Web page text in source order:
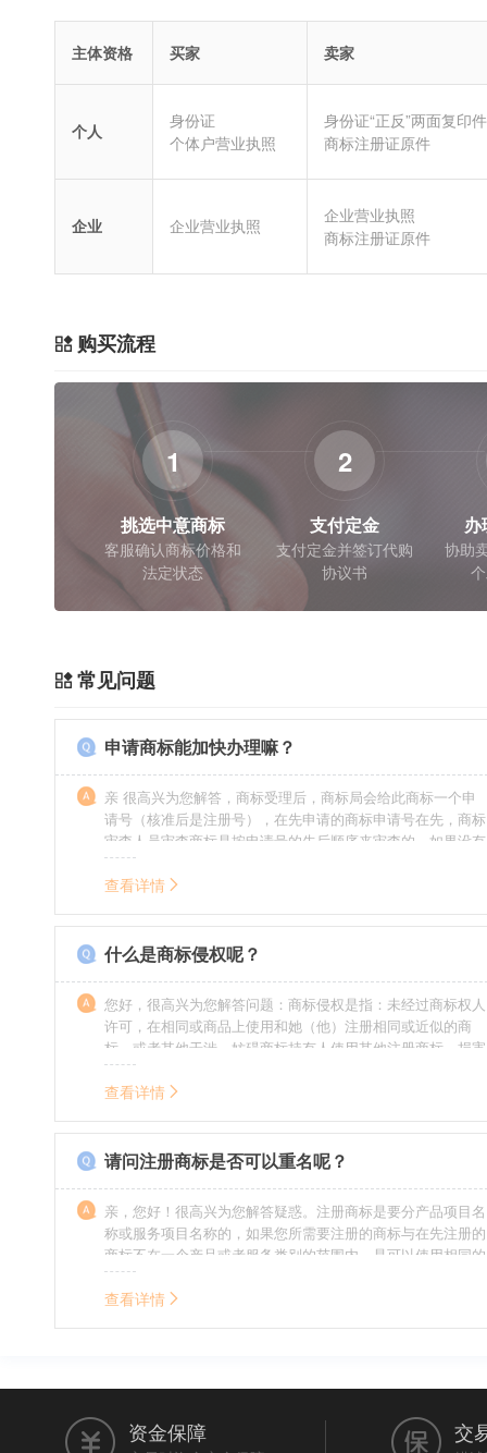
主体资格 买家 卖家
个人
身份证
个体户营业执照
身份证“正反”两面复印件
商标注册证原件
企业 企业营业执照
企业营业执照
商标注册证原件
购买流程
1
挑选中意商标
客服确认商标价格和
法定状态
2
支付定金
支付定金并签订代购
协议书
办
协助
常见问题
申请商标能加快办理嘛？
亲 很高兴为您解答，商标受理后，商标局会给此商标一个申
请号（核准后是注册号），在先申请的商标申请号在先，商标
审查人员审查商标是按申请号的先后顺序来审查的，如果没有
特殊情况（受理案件需要，被异议等），不会延迟也不会提
前。
查看详情
什么是商标侵权呢？
您好，很高兴为您解答问题：商标侵权是指：未经过商标权人
许可，在相同或商品上使用和她（他）注册相同或近似的商
标，或者其他干涉、妨碍商标持有人使用其他注册商标，损害
商标持有人合法权益的其他行为。侵权的人通常需要承担侵权
的责任，明知侵权的行为的人要承担赔偿的责任。情节严重
查看详情
请问注册商标是否可以重名呢？
亲，您好！很高兴为您解答疑惑。注册商标是要分产品项目名
称或服务项目名称的，如果您所需要注册的商标与在先注册的
商标不在一个产品或者服务类别的范围内，是可以使用相同的
名称的。希望我的回答能帮到您。
查看详情
资金保障 交